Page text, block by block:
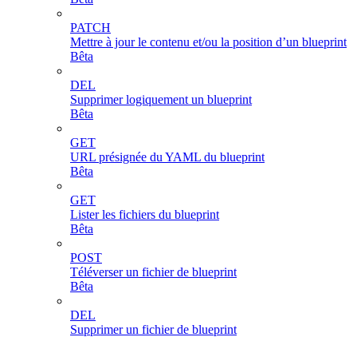
PATCH
Mettre à jour le contenu et/ou la position d’un blueprint
Bêta
DEL
Supprimer logiquement un blueprint
Bêta
GET
URL présignée du YAML du blueprint
Bêta
GET
Lister les fichiers du blueprint
Bêta
POST
Téléverser un fichier de blueprint
Bêta
DEL
Supprimer un fichier de blueprint